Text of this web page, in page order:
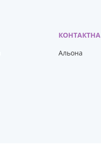
Альона